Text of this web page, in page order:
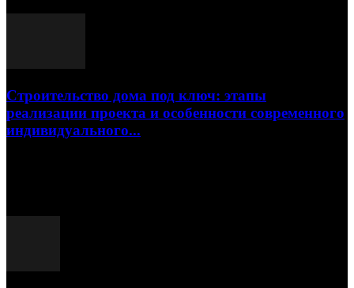
Строительство дома под ключ: этапы
реализации проекта и особенности современного
индивидуального...